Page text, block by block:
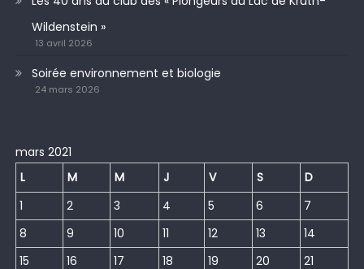
Wildenstein »
13 avril 2026
Soirée environnement et biologie
24 mars 2026
mars 2021
L
M M J V S
D
1
2 3 4 5 6
7
8
9 10 11 12 13
14
15
16 17 18 19 20 21